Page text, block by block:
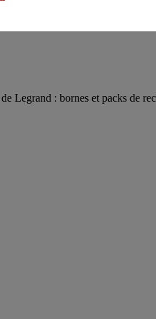
Legrand : bornes et packs de